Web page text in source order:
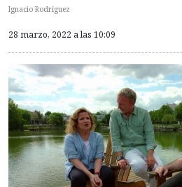
Ignacio Rodríguez
28 marzo, 2022 a las 10:09